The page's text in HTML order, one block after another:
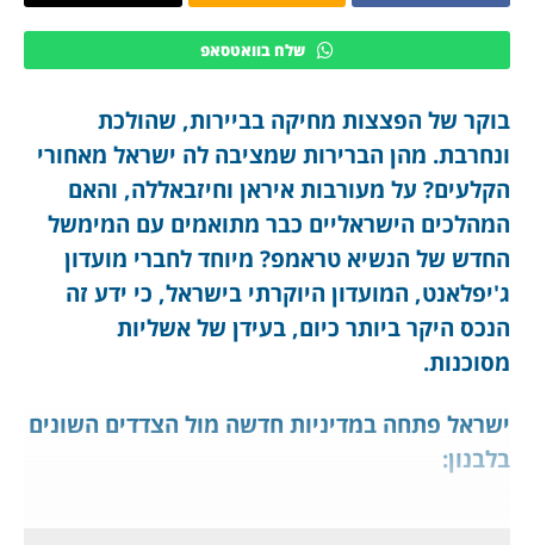
שלח בוואטסאפ
בוקר של הפצצות מחיקה בביירות, שהולכת
ונחרבת. מהן הברירות שמציבה לה ישראל מאחורי
הקלעים? על מעורבות איראן וחיזבאללה, והאם
המהלכים הישראליים כבר מתואמים עם המימשל
החדש של הנשיא טראמפ? מיוחד לחברי מועדון
ג'יפלאנט, המועדון היוקרתי בישראל, כי ידע זה
הנכס היקר ביותר כיום, בעידן של אשליות
מסוכנות.
ישראל פתחה במדיניות חדשה מול הצדדים השונים
בלבנון: